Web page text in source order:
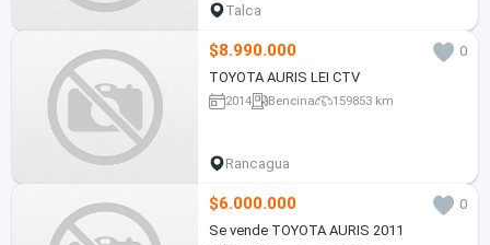
Talca
$8.990.000
0
TOYOTA AURIS LEI CTV
2014 Bencina 159853 km
Rancagua
$6.000.000
0
Se vende TOYOTA AURIS 2011